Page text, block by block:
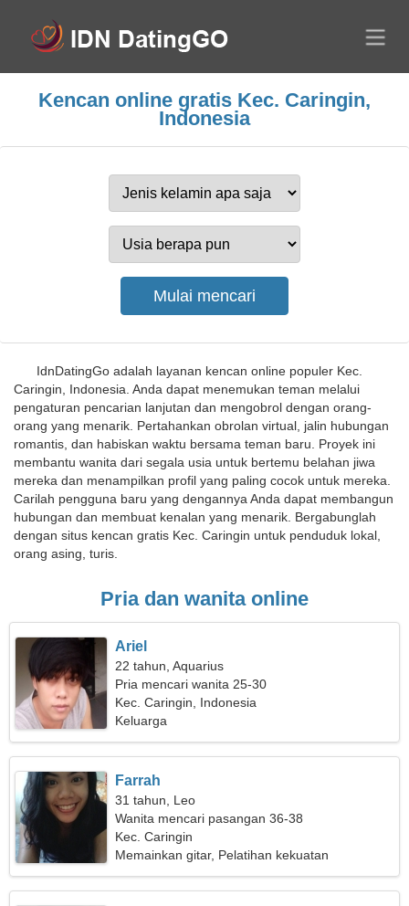
Kencan online gratis Kec. Caringin,
Indonesia
IdnDatingGo adalah layanan kencan online populer Kec.
Caringin, Indonesia. Anda dapat menemukan teman melalui
pengaturan pencarian lanjutan dan mengobrol dengan orang-
orang yang menarik. Pertahankan obrolan virtual, jalin hubungan
romantis, dan habiskan waktu bersama teman baru. Proyek ini
membantu wanita dari segala usia untuk bertemu belahan jiwa
mereka dan menampilkan profil yang paling cocok untuk mereka.
Carilah pengguna baru yang dengannya Anda dapat membangun
hubungan dan membuat kenalan yang menarik. Bergabunglah
dengan situs kencan gratis Kec. Caringin untuk penduduk lokal,
orang asing, turis.
Pria dan wanita online
Ariel
22 tahun, Aquarius
Pria mencari wanita 25-30
Kec. Caringin, Indonesia
Keluarga
Farrah
31 tahun, Leo
Wanita mencari pasangan 36-38
Kec. Caringin
Memainkan gitar, Pelatihan kekuatan